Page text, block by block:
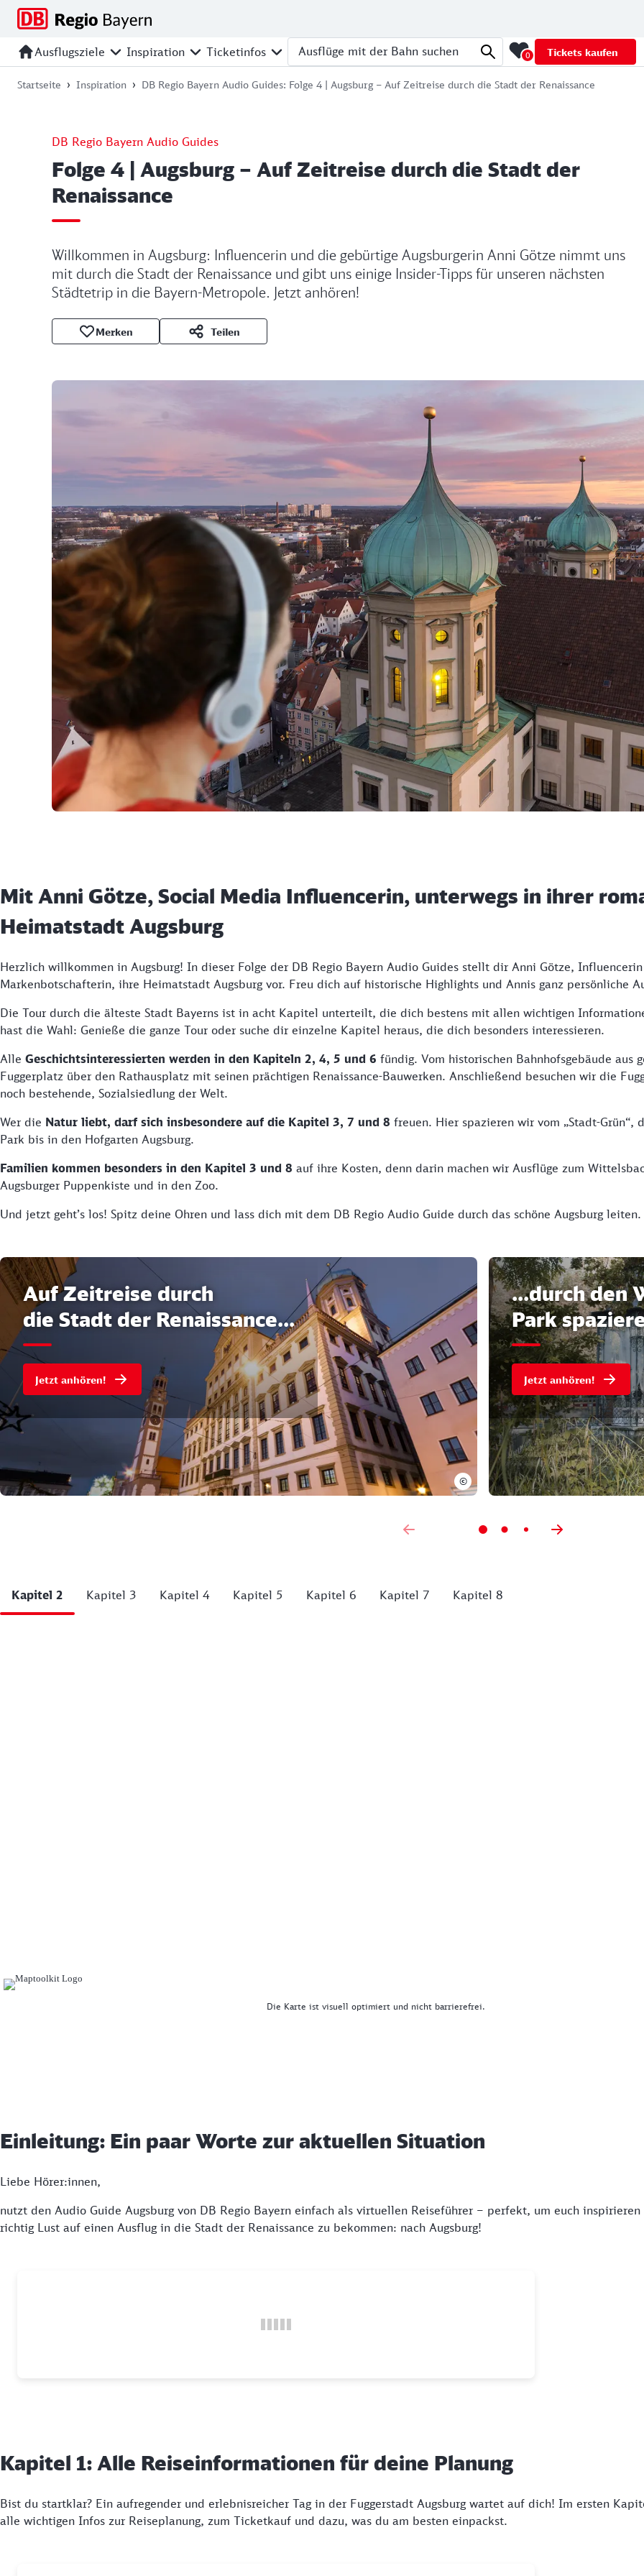
Zur
springen
Zur
springen
Zum
springen
Zum
springen
Ausflugsziele Inspiration Ticketinfos
Ausflüge mit der Bahn suchen 0 Tickets kaufen
Startseite Inspiration DB Regio Bayern Audio Guides: Folge 4 | Augsburg – Auf Zeitreise durch die Stadt der Renaissance
DB Regio Bayern Audio Guides
Folge 4 | Augsburg – Auf Zeitreise durch die Stadt der
Renaissance
Willkommen in Augsburg: Influencerin und die gebürtige Augsburgerin Anni Götze nimmt uns
mit durch die Stadt der Renaissance und gibt uns einige Insider-Tipps für unseren nächsten
Städtetrip in die Bayern-Metropole. Jetzt anhören!
Merken Teilen
Mit Anni Götze, Social Media Influencerin, unterwegs in ihrer
Heimatstadt Augsburg
Herzlich willkommen in Augsburg! In dieser Folge der DB Regio Bayern Audio Guides stellt dir Anni Götze,
Markenbotschafterin, ihre Heimatstadt Augsburg vor. Freu dich auf historische Highlights und Annis ganz persönliche
Die Tour durch die älteste Stadt Bayerns ist in acht Kapitel unterteilt, die dich bestens mit allen wichtigen
hast die Wahl: Genieße die ganze Tour oder suche dir einzelne Kapitel heraus, die dich besonders interessieren.
Alle Geschichtsinteressierten werden in den Kapiteln 2, 4, 5 und 6 fündig. Vom historischen Bahnhofsgebäude aus
Fuggerplatz über den Rathausplatz mit seinen prächtigen Renaissance-Bauwerken. Anschließend besuchen wir die
noch bestehende, Sozialsiedlung der Welt.
Wer die Natur liebt, darf sich insbesondere auf die Kapitel 3, 7 und 8 freuen. Hier spazieren wir vom „Stadt-Grün“,
Park bis in den Hofgarten Augsburg.
Familien kommen besonders in den Kapitel 3 und 8 auf ihre Kosten, denn darin machen wir Ausflüge zum
Augsburger Puppenkiste und in den Zoo.
Und jetzt geht’s los! Spitz deine Ohren und lass dich mit dem DB Regio Audio Guide durch das schöne Augsburg leiten.
Auf Zeitreise durch
die Stadt der Renaissance...
Jetzt anhören!
©
...durch den
Park
Jetzt anhören!
Kapitel 2 Kapitel 3 Kapitel 4 Kapitel 5 Kapitel 6 Kapitel 7 Kapitel 8
Die Karte ist visuell optimiert und nicht barrierefrei.
Einleitung: Ein paar Worte zur aktuellen Situation
Liebe Hörer:innen,
nutzt den Audio Guide Augsburg von DB Regio Bayern einfach als virtuellen Reiseführer – perfekt, um euch inspirieren
richtig Lust auf einen Ausflug in die Stadt der Renaissance zu bekommen: nach Augsburg!
Kapitel 1: Alle Reiseinformationen für deine Planung
Bist du startklar? Ein aufregender und erlebnisreicher Tag in der Fuggerstadt Augsburg wartet auf dich! Im ersten
alle wichtigen Infos zur Reiseplanung, zum Ticketkauf und dazu, was du am besten einpackst.